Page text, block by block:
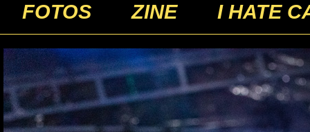
FOTOS ZINE I HATE